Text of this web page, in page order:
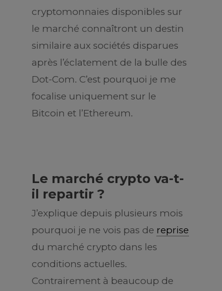
cryptomonnaies disponibles sur
le marché connaîtront un destin
similaire aux sociétés disparues
après l’éclatement de la bulle des
Dot-Com. C’est pourquoi je me
focalise uniquement sur le
Bitcoin et l’Ethereum.
Le marché crypto va-t-
il repartir ?
J’explique depuis plusieurs mois
pourquoi je ne vois pas de reprise
du marché crypto dans les
conditions actuelles.
Contrairement à beaucoup de